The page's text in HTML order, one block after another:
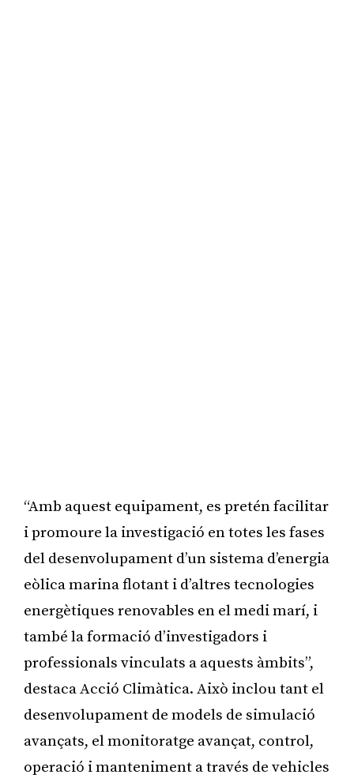
“Amb aquest equipament, es pretén facilitar
i promoure la investigació en totes les fases
del desenvolupament d’un sistema d’energia
eòlica marina flotant i d’altres tecnologies
energètiques renovables en el medi marí, i
també la formació d’investigadors i
professionals vinculats a aquests àmbits”,
destaca Acció Climàtica. Això inclou tant el
desenvolupament de models de simulació
avançats, el monitoratge avançat, control,
operació i manteniment a través de vehicles